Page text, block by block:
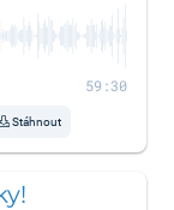
59:30
Stáhnout